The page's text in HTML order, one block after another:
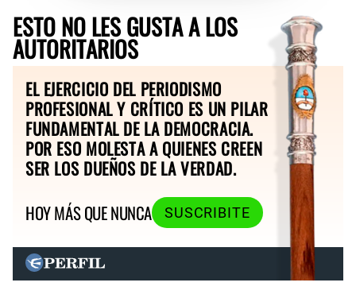
ESTO NO LES GUSTA A LOS
AUTORITARIOS
EL EJERCICIO DEL PERIODISMO
PROFESIONAL Y CRÍTICO ES UN PILAR
FUNDAMENTAL DE LA DEMOCRACIA.
POR ESO MOLESTA A QUIENES CREEN
SER LOS DUEÑOS DE LA VERDAD.
HOY MÁS QUE NUNCA
SUSCRIBITE